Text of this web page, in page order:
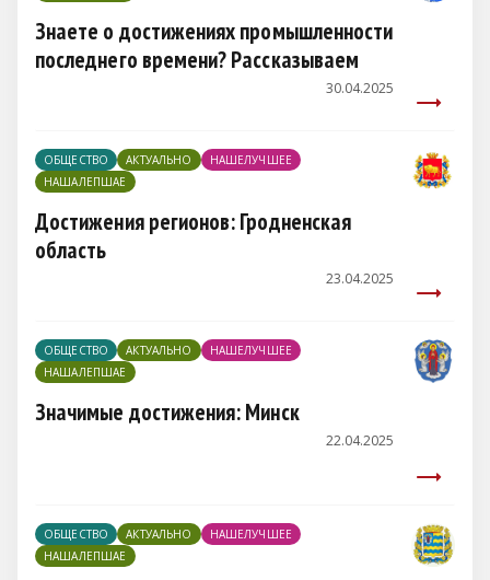
Знаете о достижениях промышленности
последнего времени? Рассказываем
30.04.2025
ОБЩЕСТВО АКТУАЛЬНО
НАШЕЛУЧШЕЕ
НАШАЛЕПШАЕ
Достижения регионов: Гродненская
область
23.04.2025
ОБЩЕСТВО АКТУАЛЬНО
НАШЕЛУЧШЕЕ
НАШАЛЕПШАЕ
Значимые достижения: Минск
22.04.2025
ОБЩЕСТВО АКТУАЛЬНО
НАШЕЛУЧШЕЕ
НАШАЛЕПШАЕ